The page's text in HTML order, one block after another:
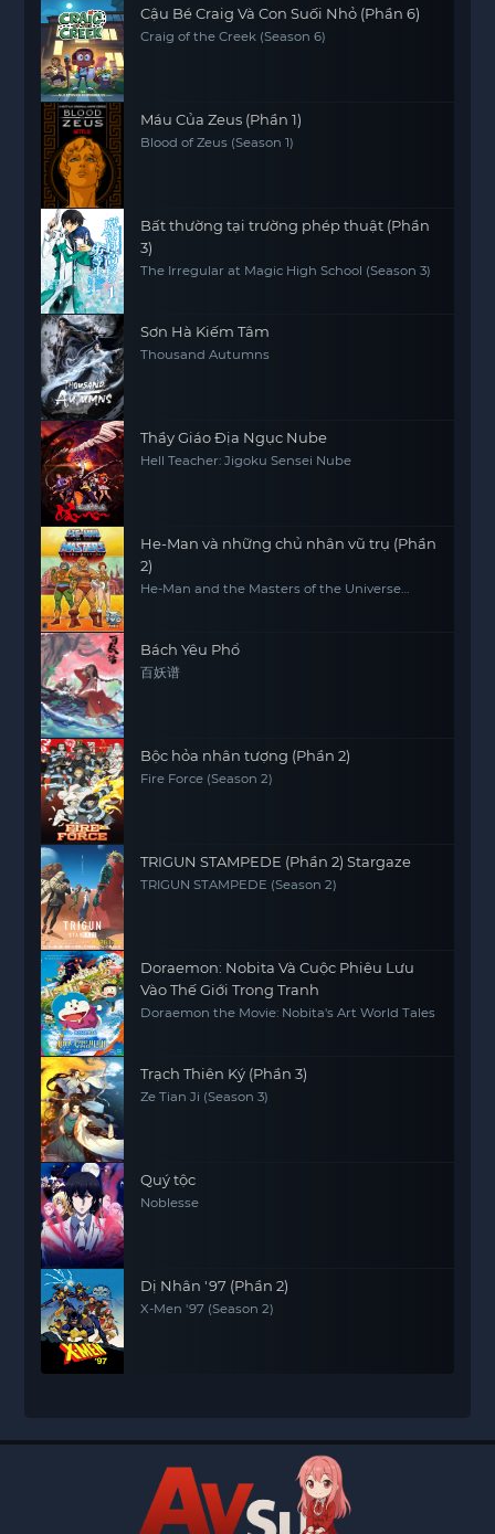
Cậu Bé Craig Và Con Suối Nhỏ (Phần 6)
Craig of the Creek (Season 6)
Máu Của Zeus (Phần 1)
Blood of Zeus (Season 1)
Bất thường tại trường phép thuật (Phần
3)
The Irregular at Magic High School (Season 3)
Sơn Hà Kiếm Tâm
Thousand Autumns
Thầy Giáo Địa Ngục Nube
Hell Teacher: Jigoku Sensei Nube
He-Man và những chủ nhân vũ trụ (Phần
2)
He-Man and the Masters of the Universe
Bách Yêu Phổ
百妖谱
Bộc hỏa nhân tượng (Phần 2)
Fire Force (Season 2)
TRIGUN STAMPEDE (Phần 2) Stargaze
TRIGUN STAMPEDE (Season 2)
Doraemon: Nobita Và Cuộc Phiêu Lưu
Vào Thế Giới Trong Tranh
Doraemon the Movie: Nobita's Art World Tales
Trạch Thiên Ký (Phần 3)
Ze Tian Ji (Season 3)
Quý tộc
Noblesse
Dị Nhân '97 (Phần 2)
X-Men '97 (Season 2)